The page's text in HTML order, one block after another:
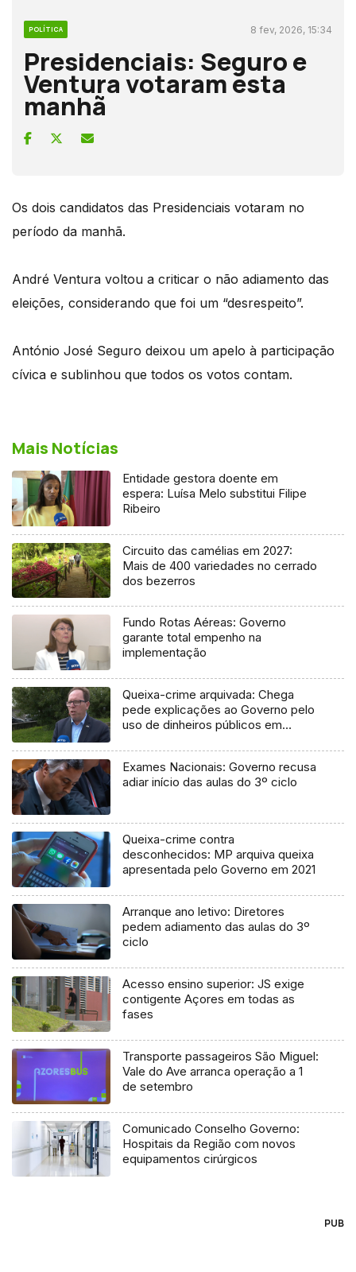
POLÍTICA 8 fev, 2026, 15:34
Presidenciais: Seguro e
Ventura votaram esta
manhã
Os dois candidatos das Presidenciais votaram no
período da manhã.
André Ventura voltou a criticar o não adiamento das
eleições, considerando que foi um “desrespeito”.
António José Seguro deixou um apelo à participação
cívica e sublinhou que todos os votos contam.
Mais Notícias
Entidade gestora doente em
espera: Luísa Melo substitui Filipe
Ribeiro
Circuito das camélias em 2027:
Mais de 400 variedades no cerrado
dos bezerros
Fundo Rotas Aéreas: Governo
garante total empenho na
implementação
Queixa-crime arquivada: Chega
pede explicações ao Governo pelo
uso de dinheiros públicos em
Exames Nacionais: Governo recusa
adiar início das aulas do 3º ciclo
Queixa-crime contra
desconhecidos: MP arquiva queixa
apresentada pelo Governo em 2021
Arranque ano letivo: Diretores
pedem adiamento das aulas do 3º
ciclo
Acesso ensino superior: JS exige
contigente Açores em todas as
fases
Transporte passageiros São Miguel:
Vale do Ave arranca operação a 1
de setembro
Comunicado Conselho Governo:
Hospitais da Região com novos
equipamentos cirúrgicos
PUB